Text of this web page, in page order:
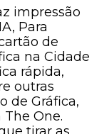
impressão
Para
de
na Cidade
rápida,
outras
de Gráfica,
One.